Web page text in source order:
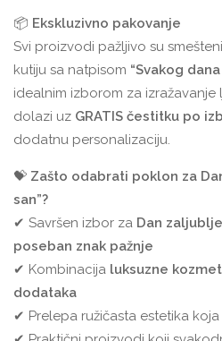
📦 Ekskluzivno pakovanje
Svi proizvodi pažljivo su
kutiju sa natpisom “Svakog
idealnim izborom za izražavanje
dolazi uz GRATIS čestitku po
dodatnu personalizaciju.
💝 Zašto odabrati poklon za
san”?
✔ Savršen izbor za Dan
poseban znak pažnje
✔ Kombinacija luksuzne
dodataka
✔ Prelepa ružičasta estetika